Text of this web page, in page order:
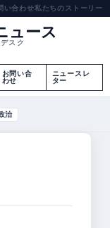
い合わせ私たちのストーリー
ュース
スク
お問い合
わせ
ニュースレ
ター
治